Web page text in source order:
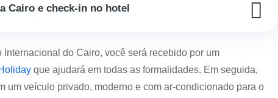
Cairo e check-in no hotel
Internacional do Cairo, você será recebido por um
que ajudará em todas as formalidades. Em seguida,
um veículo privado, moderno e com ar-condicionado para o